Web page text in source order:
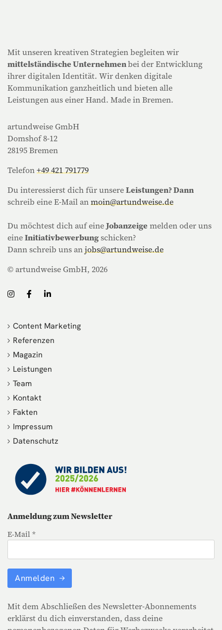
Mit unseren kreativen Strategien begleiten wir
mittelständische Unternehmenbei der Entwicklung
ihrer digitalen Identität. Wir denken digitale
Kommunikation ganzheitlich und bieten alle
Leistungen aus einer Hand. Made in Bremen.
artundweise GmbH
Domshof 8-12
28195 Bremen
Telefon+49 421 791779
Du interessierst dich für unsereLeistungen? Dann
schreib eine E-Mail anmoin@artundweise.de
Du möchtest dich auf eineJobanzeige melden oder uns
eineInitiativbewerbungschicken?
Dann schreib uns anjobs@artundweise.de
© artundweise GmbH, 2026
Content Marketing
Referenzen
Magazin
Leistungen
Team
Kontakt
Fakten
Impressum
Datenschutz
Anmeldung zum Newsletter
E-Mail *
Anmelden
Mit dem Abschließen des Newsletter-Abonnements
erklärst du dich einverstanden, dass deine